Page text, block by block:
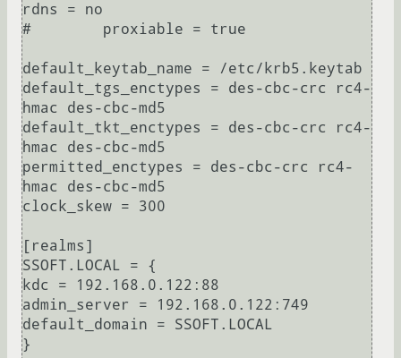
rdns = no
#        proxiable = true
default_keytab_name = /etc/krb5.keytab
default_tgs_enctypes = des-cbc-crc rc4-
hmac des-cbc-md5
default_tkt_enctypes = des-cbc-crc rc4-
hmac des-cbc-md5
permitted_enctypes = des-cbc-crc rc4-
hmac des-cbc-md5
clock_skew = 300
[realms]
SSOFT.LOCAL = {
kdc = 192.168.0.122:88
admin_server = 192.168.0.122:749
default_domain = SSOFT.LOCAL
}